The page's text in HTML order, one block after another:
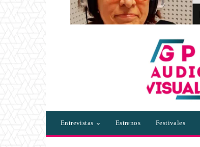
Entrevistas Estrenos Festivales